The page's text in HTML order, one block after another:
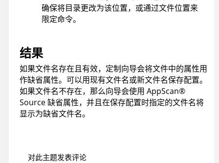
确保将目录更改为该位置，或通过文件位置来
限定命令。
结果
如果文件名存在且有效，定制向导会将文件中的属性用
作缺省属性。可以用现有文件名或新文件名保存配置。
如果文件名不存在，那么向导会使用 AppScan®
Source缺省属性，并且在保存配置时指定的文件名将
显示为缺省文件名。
对此主题发表评论